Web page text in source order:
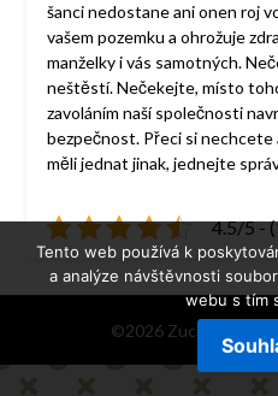
šanci nedostane ani onen roj
vašem pozemku a ohrožuje
manželky i vás samotných.
neštěstí. Nečekejte, místo
zavoláním naší společnosti
bezpečnost. Přeci si
měli jednat jinak, jednejte
4.5/5 -
©2026 Zucb
Tento web používá k
a analýze návštěvnosti
webu s tím